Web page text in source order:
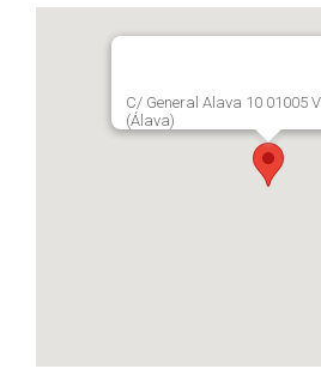
C/ General Alava 10 01005
(Álava)